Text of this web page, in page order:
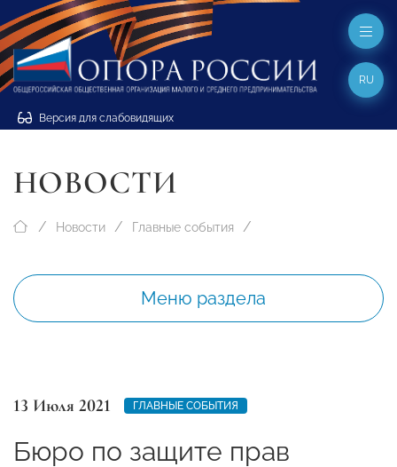
Версия для слабовидящих
RU
НОВОСТИ
Новости Главные события
Меню раздела
13 Июля 2021 ГЛАВНЫЕ СОБЫТИЯ
Бюро по защите прав